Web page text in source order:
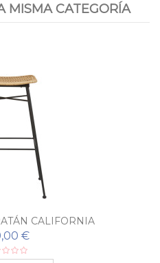
MISMA CATEGORÍA
CALIFORNIA
€